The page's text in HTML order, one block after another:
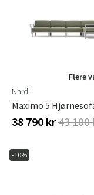
Flere
Nardi
38 790 kr43 100
-10%